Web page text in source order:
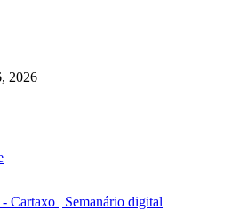
2026
Cartaxo | Semanário digital